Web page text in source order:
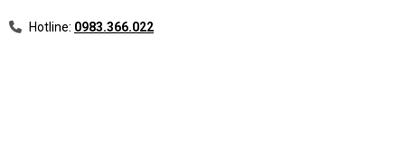
Hotline: 0983.366.022